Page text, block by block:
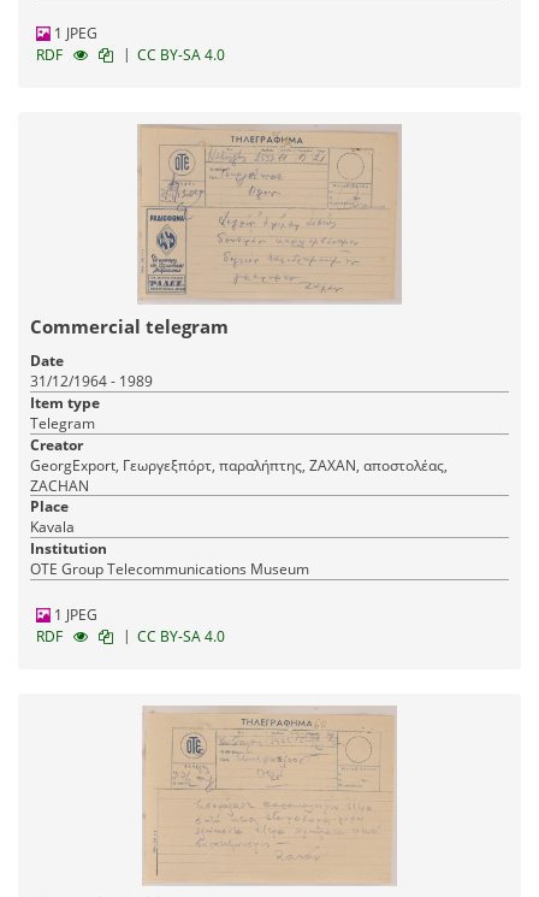
1 JPEG
RDF
| CC BY-SA 4.0
Commercial telegram
Date
31/12/1964 - 1989
Item type
Telegram
Creator
GeorgExport, Γεωργεξπόρτ, παραλήπτης, ΖΑΧΑΝ, αποστολέας,
ZACHAN
Place
Kavala
Institution
OTE Group Telecommunications Museum
1 JPEG
RDF
| CC BY-SA 4.0